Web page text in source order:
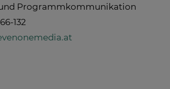
Programmkommunikation
132